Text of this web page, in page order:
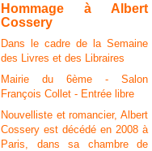
Hommage à Albert
Cossery
Dans le cadre de la Semaine
des Livres et des Libraires
Mairie du 6ème - Salon
François Collet - Entrée libre
Nouvelliste et romancier, Albert
Cossery est décédé en 2008 à
Paris, dans sa chambre de